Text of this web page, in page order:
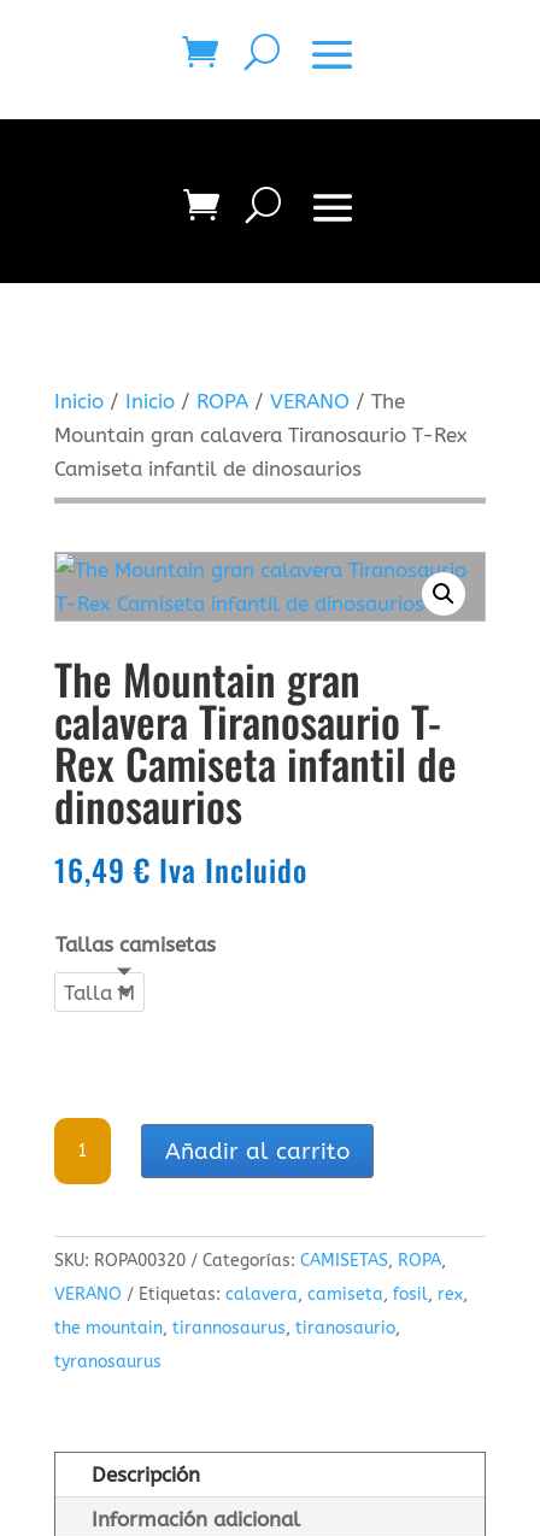
Inicio/ Inicio/ ROPA/ VERANO / The
Mountain gran calavera Tiranosaurio T-Rex
Camiseta infantil de dinosaurios
The Mountain gran
calavera Tiranosaurio T-
Rex Camiseta infantil de
dinosaurios
16,49 € Iva Incluido
Tallas camisetas
Talla M
The
Mountain
calavera
Tiranosaurio
T-
Rex
Camiseta
dinosaurios
cantidad
Añadir al carrito
SKU: ROPA00320 Categorías: CAMISETAS, ROPA,
VERANO
Etiquetas: calavera, camiseta, fosil, rex,
the mountain, tirannosaurus, tiranosaurio,
tyranosaurus
Descripción
Información adicional